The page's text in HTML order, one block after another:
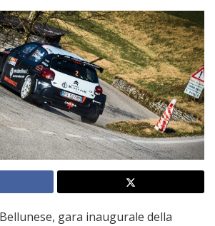
Bellunese, gara inaugurale della